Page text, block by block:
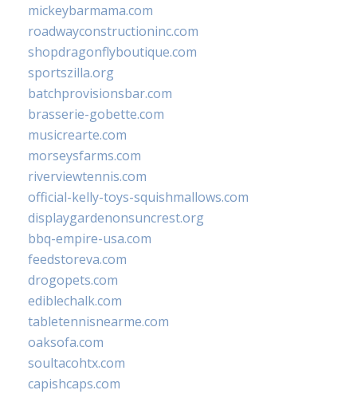
mickeybarmama.com
roadwayconstructioninc.com
shopdragonflyboutique.com
sportszilla.org
batchprovisionsbar.com
brasserie-gobette.com
musicrearte.com
morseysfarms.com
riverviewtennis.com
official-kelly-toys-squishmallows.com
displaygardenonsuncrest.org
bbq-empire-usa.com
feedstoreva.com
drogopets.com
ediblechalk.com
tabletennisnearme.com
oaksofa.com
soultacohtx.com
capishcaps.com